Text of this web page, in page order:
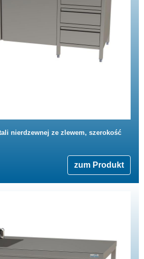
nierdzewnej ze zlewem, szerokość
zum Produkt